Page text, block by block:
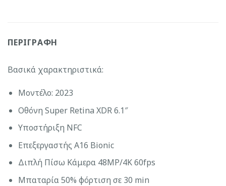
ΠΕΡΙΓΡΑΦΉ
Βασικά χαρακτηριστικά:
Μοντέλο: 2023
Οθόνη Super Retina XDR 6.1″
Υποστήριξη NFC
Επεξεργαστής A16 Bionic
Διπλή Πίσω Κάμερα 48MP/4K 60fps
Μπαταρία 50% φόρτιση σε 30 min